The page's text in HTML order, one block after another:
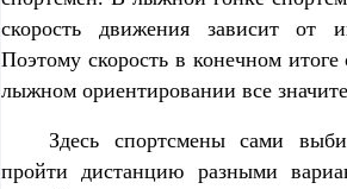
скорость движения зависит от
Поэтому скорость в конечном итоге
лыжном ориентировании все
Здесь спортсмены сами
пройти дистанцию разными